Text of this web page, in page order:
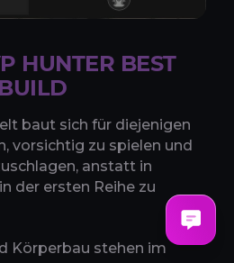
HUNTER BEST
BUILD
baut sich für diejenigen
vorsichtig zu spielen und
anstatt in
der ersten Reihe zu
Körperbau stehen im